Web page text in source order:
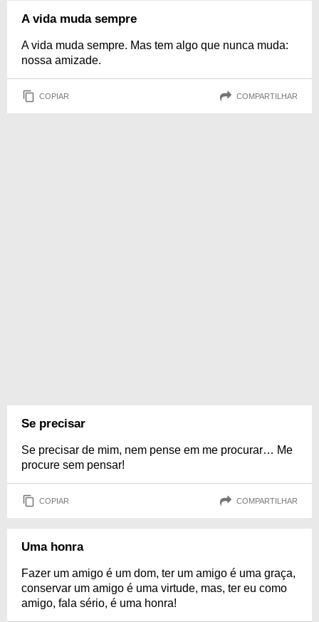
A vida muda sempre
A vida muda sempre. Mas tem algo que nunca muda:
nossa amizade.
COPIAR COMPARTILHAR
Se precisar
Se precisar de mim, nem pense em me procurar… Me
procure sem pensar!
COPIAR COMPARTILHAR
Uma honra
Fazer um amigo é um dom, ter um amigo é uma graça,
conservar um amigo é uma virtude, mas, ter eu como
amigo, fala sério, é uma honra!